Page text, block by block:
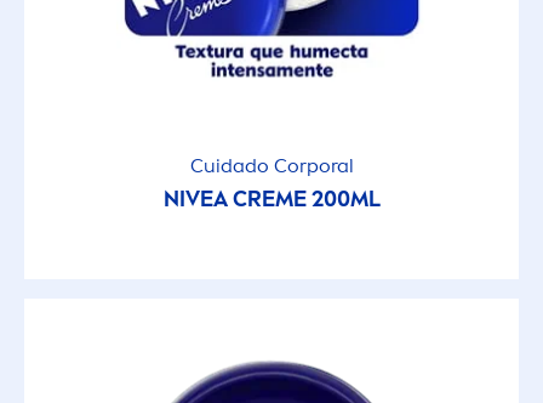
Cuidado Corporal
NIVEA CREME200ML